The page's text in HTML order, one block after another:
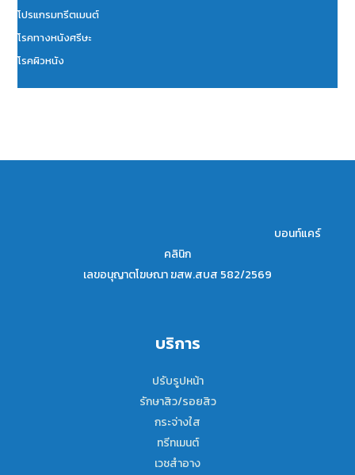
โปรแกรมทรีตเมนต์
โรคทางหนังศรีษะ
โรคผิวหนัง
บอนท์แคร์
คลินิก
เลขอนุญาตโฆษณา ฆสพ.สบส 582/2569
บริการ
ปรับรูปหน้า
รักษาสิว/รอยสิว
กระจ่างใส
ทรีทเมนต์
เวชสำอาง